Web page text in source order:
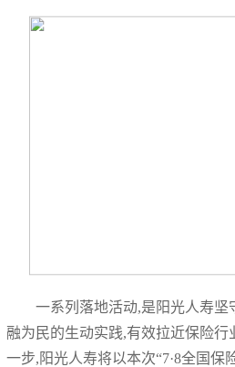
一系列落地活动,是阳光人寿
融为民的生动实践,有效拉近保险行
一步,阳光人寿将以本次“7·8全国保